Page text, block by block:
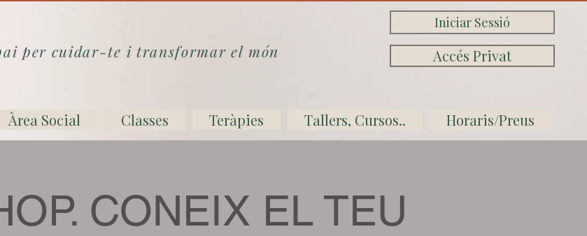
Iniciar Sessió
per cuidar-te i transformar el món Accés Privat
Àrea Social Classes Teràpies Tallers, Cursos.. Horaris/Preus
CONEIX EL TEU